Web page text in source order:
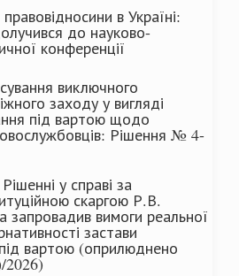
в Україні:
до науково-
конференції
виключного
заходу у вигляді
під вартою щодо
Рішення № 4-
у справі за
скаргою Р.В.
запровадив вимоги реальної
застави
вартою (оприлюднено
2026)